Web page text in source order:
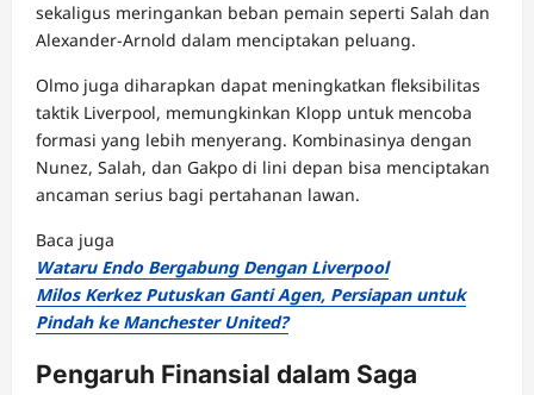
sekaligus meringankan beban pemain seperti Salah dan
Alexander-Arnold dalam menciptakan peluang.
Olmo juga diharapkan dapat meningkatkan fleksibilitas
taktik Liverpool, memungkinkan Klopp untuk mencoba
formasi yang lebih menyerang. Kombinasinya dengan
Nunez, Salah, dan Gakpo di lini depan bisa menciptakan
ancaman serius bagi pertahanan lawan.
Baca juga
Wataru Endo Bergabung Dengan Liverpool
Milos Kerkez Putuskan Ganti Agen, Persiapan untuk
Pindah ke Manchester United?
Pengaruh Finansial dalam Saga